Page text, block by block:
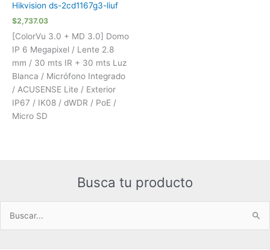
Hikvision ds-2cd1167g3-liuf
$2,737.03
[ColorVu 3.0 + MD 3.0] Domo
IP 6 Megapixel / Lente 2.8
mm / 30 mts IR + 30 mts Luz
Blanca / Micrófono Integrado
/ ACUSENSE Lite / Exterior
IP67 / IK08 / dWDR / PoE /
Micro SD
Busca tu producto
Buscar
por: